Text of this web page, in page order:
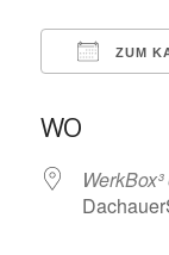
ZUM
WO
WerkBox³